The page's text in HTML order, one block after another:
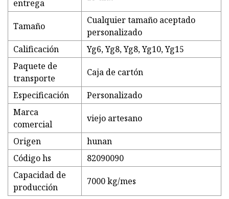
entrega
Tamaño
Cualquier tamaño aceptado
personalizado
Calificación
Yg6, Yg8, Yg8, Yg10, Yg15
Paquete de
transporte
Caja de cartón
Especificación
Personalizado
Marca
comercial
viejo artesano
Origen
hunan
Código hs
82090090
Capacidad de
producción
7000 kg/mes